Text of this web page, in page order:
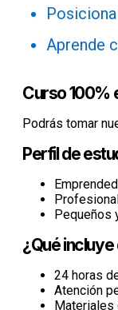
Aprende
Curso 100%
Podrás tomar
Perfil de
Pequeños
¿Qué
24 horas
Atención
Materiales